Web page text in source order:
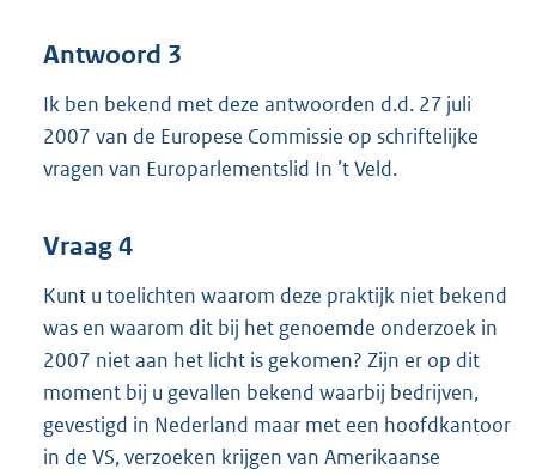
Antwoord 3
Ik ben bekend met deze antwoorden d.d. 27 juli
2007 van de Europese Commissie op schriftelijke
vragen van Europarlementslid In ’t Veld.
Vraag 4
Kunt u toelichten waarom deze praktijk niet bekend
was en waarom dit bij het genoemde onderzoek in
2007 niet aan het licht is gekomen? Zijn er op dit
moment bij u gevallen bekend waarbij bedrijven,
gevestigd in Nederland maar met een hoofdkantoor
in de VS, verzoeken krijgen van Amerikaanse